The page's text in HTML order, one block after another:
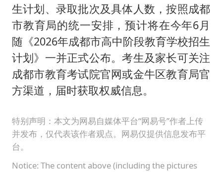
生计划、录取批次及具体人数，按照成都
市教育局的统一安排，预计将在今年6月
随《2026年成都市高中阶段教育学校招生
计划》一并正式公布。考生及家长可关注
成都市教育考试院官网或金牛区教育局官
方渠道，届时获取权威信息。
特别声明：本文为网易自媒体平台“网易号”作者上传
并发布，仅代表该作者观点。网易仅提供信息发布平
台。
Notice: The content above (including the pictures